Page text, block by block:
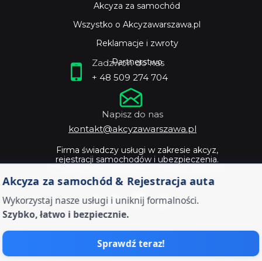
Akcyza za samochód & Rejestracja auta
Wykorzystaj nasze usługi i uniknij formalności.
Szybko, łatwo i bezpiecznie.
Sprawdź teraz!
Firma świadczy usługi w zakresie akcyz,
rejestracji samochodów i ubezpieczenia.
Zadzwoń do nas
+ 48 509 274 704
Napisz do nas
kontakt@akcyzawarszawa.pl
Zostaw dokumenty od twojego auta ekspertom -
Akcyza za samochód
Wszystko o Akcyzawarszawa.pl
Reklamacje i zwroty
Partnerstwo